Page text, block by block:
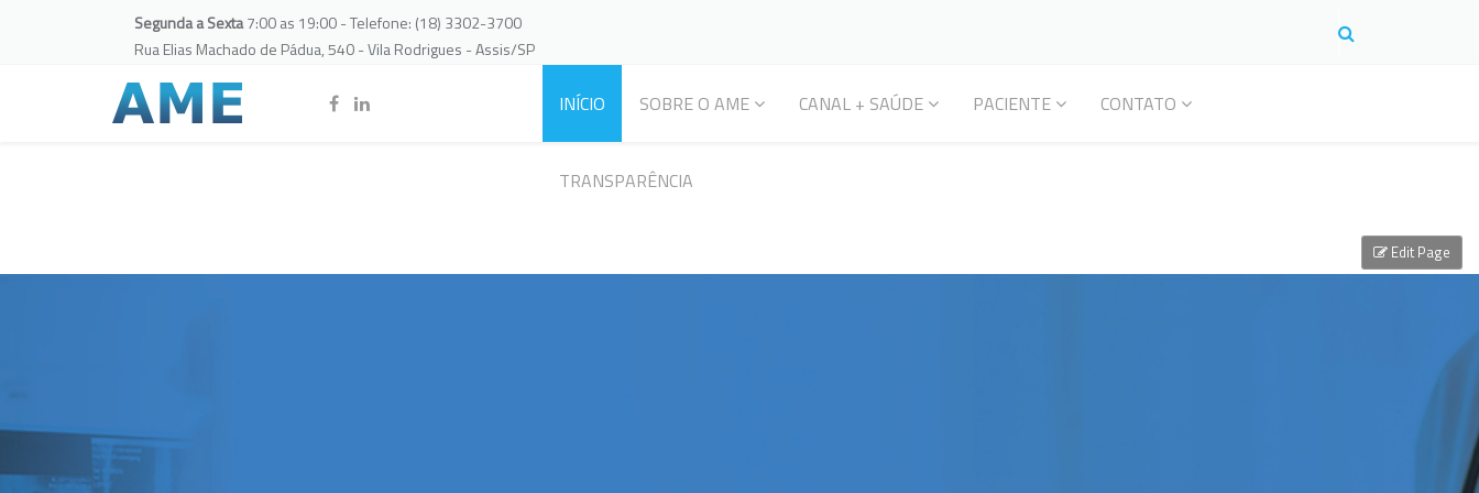
Segunda a Sexta7:00 as 19:00 - Telefone: (18) 3302-3700
Rua Elias Machado de Pádua, 540 - Vila Rodrigues - Assis/SP
INÍCIO SOBRE O AME CANAL + SAÚDE PACIENTE CONTATO
TRANSPARÊNCIA
Edit Page